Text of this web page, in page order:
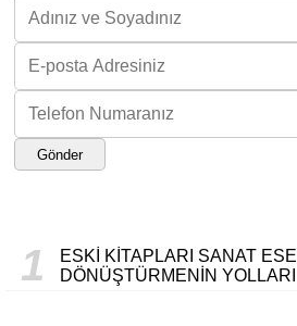
Gönder
1
ESKI KITAPLARI SANAT
DÖNÜŞTÜRMENIN YOLLARI